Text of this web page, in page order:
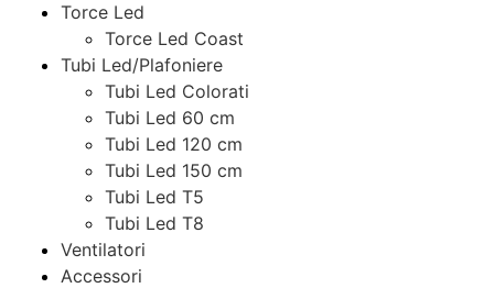
Torce Led
Torce Led Coast
Tubi Led/Plafoniere
Tubi Led Colorati
Tubi Led 60 cm
Tubi Led 120 cm
Tubi Led 150 cm
Tubi Led T5
Tubi Led T8
Ventilatori
Accessori